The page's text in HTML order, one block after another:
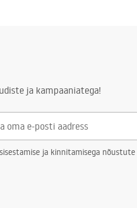
ja kampaaniatega!
ja kinnitamisega